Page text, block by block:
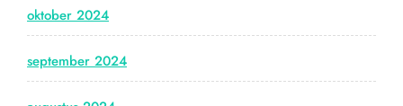
oktober 2024
september 2024